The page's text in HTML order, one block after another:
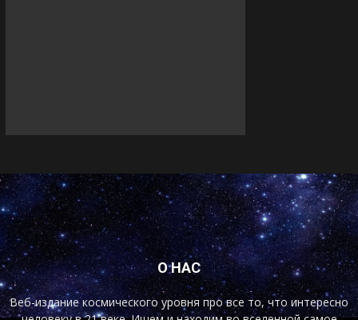
О НАС
Веб-издание космического уровня про все то, что интересно